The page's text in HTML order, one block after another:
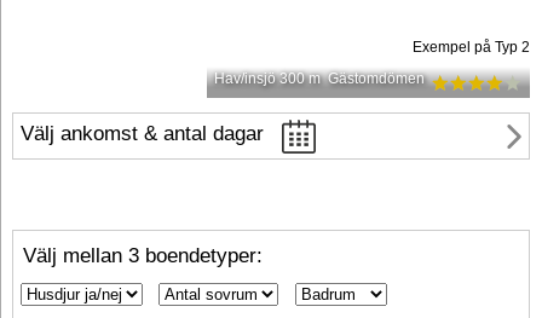
Exempel på Typ 2
Hav/insjö 300 m Gästomdömen
Välj ankomst & antal dagar
Välj mellan 3 boendetyper: